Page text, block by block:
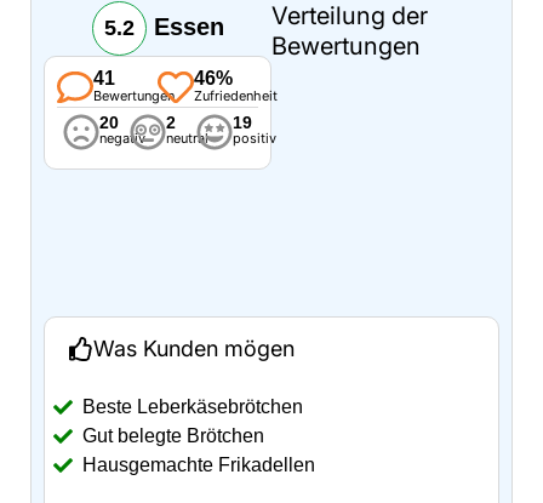
5.2 Essen
41
Bewertungen
46%
Zufriedenheit
20
negativ
2
neutral
19
positiv
Verteilung der
Bewertungen
Was Kunden mögen
Beste Leberkäsebrötchen
Gut belegte Brötchen
Hausgemachte Frikadellen